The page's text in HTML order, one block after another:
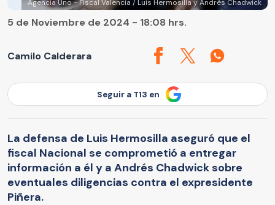
Agencia Uno - Fiscal Valencia / Luis Hermosilla y Andrés Chadwick
Camilo Calderara
5 de Noviembre de 2024 - 18:08 hrs.
Seguir a T13 en
La defensa de Luis Hermosilla aseguró que el
fiscal Nacional se comprometió a entregar
información a él y a Andrés Chadwick sobre
eventuales diligencias contra el expresidente
Piñera.